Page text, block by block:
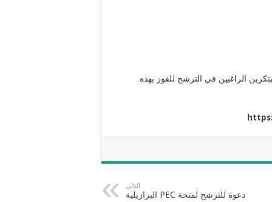
الراغبين في الترشح للفوز بهذه
التالي
دعوة للترشح لمنحة PEC البرازيلية